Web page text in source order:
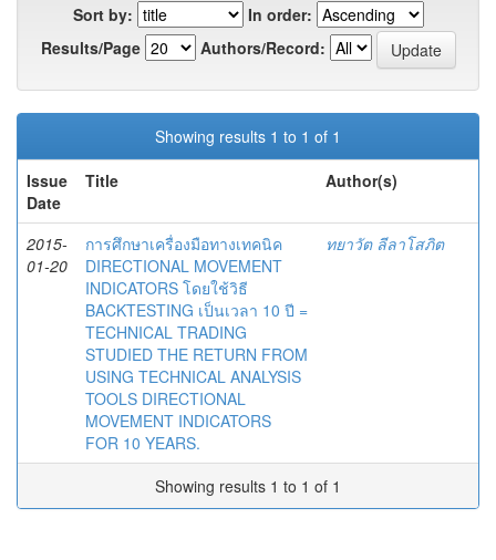
Sort by:
In order:
Results/Page
Authors/Record:
Showing results 1 to 1 of 1
Issue
Date
Title Author(s)
2015-
01-20
การศึกษาเครื่องมือทางเทคนิค
DIRECTIONAL MOVEMENT
INDICATORS โดยใช้วิธี
BACKTESTING เป็นเวลา 10 ปี =
TECHNICAL TRADING
STUDIED THE RETURN FROM
USING TECHNICAL ANALYSIS
TOOLS DIRECTIONAL
MOVEMENT INDICATORS
FOR 10 YEARS.
ทยาวัต ลีลาโสภิต
Showing results 1 to 1 of 1